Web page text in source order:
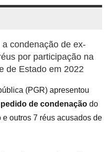
condenação de ex-
por participação na
de Estado em 2022
(PGR) apresentou
pedido de condenação do
outros 7 réus acusados de